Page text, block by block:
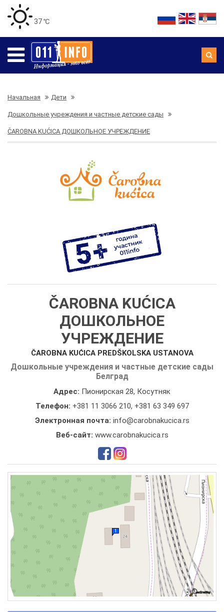
37 ℃
Начальная Дети
Дошкольные учреждения и частные детские сады
ČAROBNA KUĆICA ДОШКОЛЬНОЕ УЧРЕЖДЕНИЕ
ČAROBNA KUĆICA
ДОШКОЛЬНОЕ
УЧРЕЖДЕНИЕ
ČAROBNA KUĆICA PREDŠKOLSKA USTANOVA
Дошкольные учреждения и частные детские сады
Белград
Адрес: Пионирская 28, Косутняк
Телефон: +381 11 3066 210, +381 63 349 697
Электронная почта: info@carobnakucica.rs
Веб-сайт: www.carobnakucica.rs